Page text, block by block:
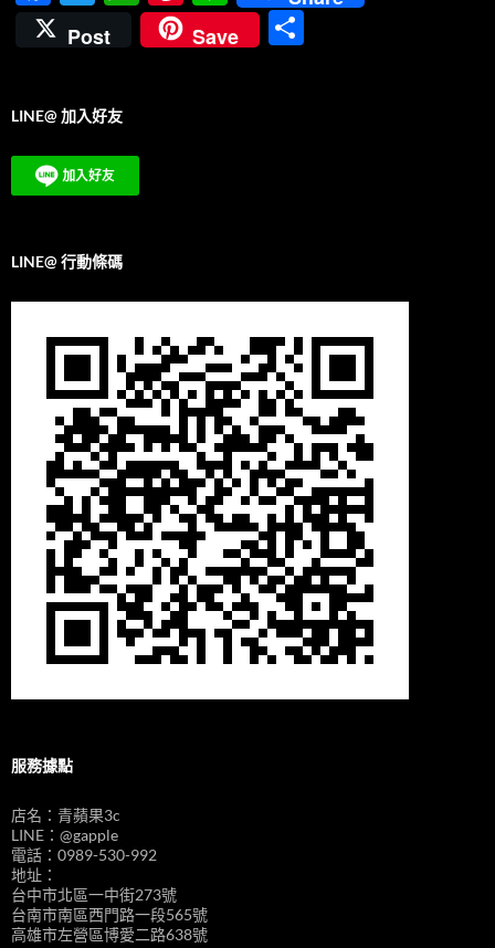
ac
e
o
o
k
w
itt
h
at
nt
er
n
e
Post
Save
LINE@ 加入好友
LINE@ 行動條碼
服務據點
店名：青蘋果3c
LINE：@gapple
電話：0989-530-992
地址：
台中市北區一中街273號
台南市南區西門路一段565號
高雄市左營區博愛二路638號